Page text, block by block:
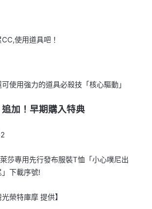
使用道具吧！
使用強力的道具必殺技「核心驅動」
追加！早期購入特典
莎專用先行發布服裝T恤「小心噗尼出
下載序號!
榮特庫摩 提供】